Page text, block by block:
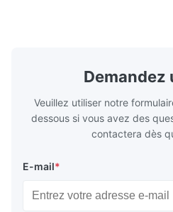
Demandez
Veuillez utiliser notre
dessous si vous avez des
contactera dès
E-mail*